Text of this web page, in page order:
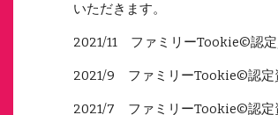
いただきます。
2021/11 ファミリーTookie©認
2021/9 ファミリーTookie©認定
2021/7 ファミリーTookie©認定